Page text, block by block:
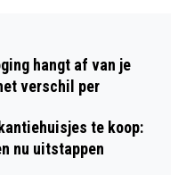
hangt af van je
verschil per
te koop:
nu uitstappen